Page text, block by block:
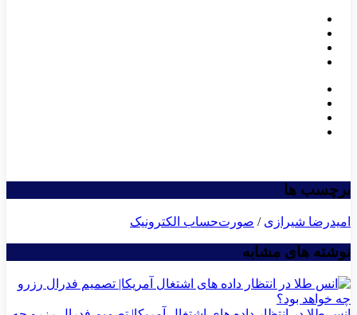
برچسب ها
امیدرضا شیرازی / صورت‌حساب الکترونیک
نوشته های مشابه